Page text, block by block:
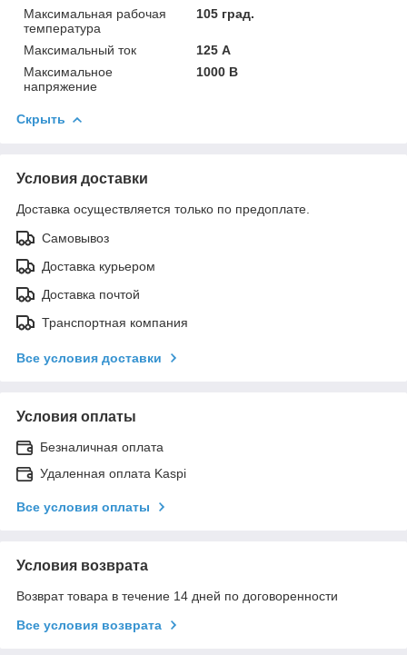
Максимальная рабочая
температура
105 град.
Максимальный ток
125 А
Максимальное
напряжение
1000 В
Скрыть
Условия доставки
Доставка осуществляется только по предоплате.
Самовывоз
Доставка курьером
Доставка почтой
Транспортная компания
Все условия доставки
Условия оплаты
Безналичная оплата
Удаленная оплата Kaspi
Все условия оплаты
Условия возврата
Возврат товара в течение 14 дней по договоренности
Все условия возврата